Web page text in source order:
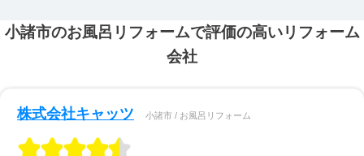
小諸市のお風呂リフォームで評価の高いリフォーム
会社
株式会社キャッツ 小諸市 / お風呂リフォーム